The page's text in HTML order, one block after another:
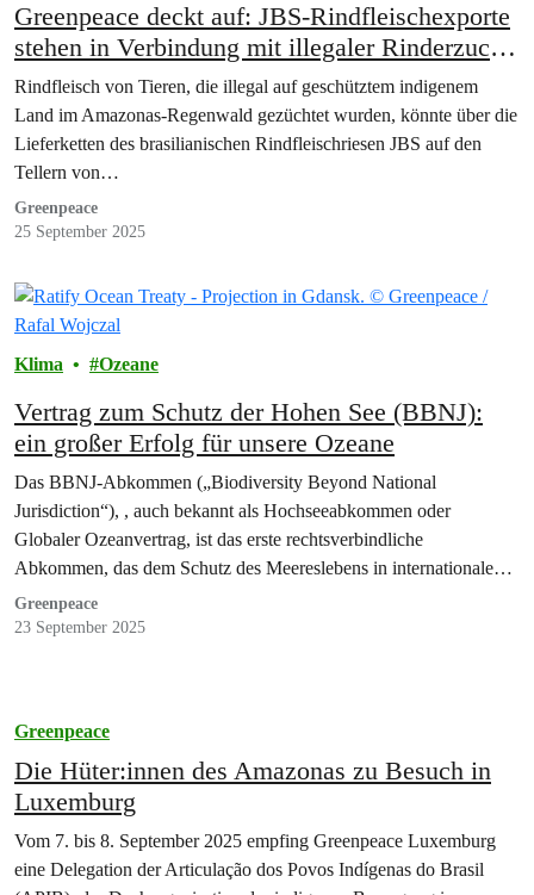
Greenpeace deckt auf: JBS-Rindfleischexporte
stehen in Verbindung mit illegaler Rinderzucht
auf indigenem Land
Rindfleisch von Tieren, die illegal auf geschütztem indigenem
Land im Amazonas-Regenwald gezüchtet wurden, könnte über die
Lieferketten des brasilianischen Rindfleischriesen JBS auf den
Tellern von…
Greenpeace
25 September 2025
Klima Ozeane
Vertrag zum Schutz der Hohen See (BBNJ):
ein großer Erfolg für unsere Ozeane
Das BBNJ-Abkommen („Biodiversity Beyond National
Jurisdiction“), , auch bekannt als Hochseeabkommen oder
Globaler Ozeanvertrag, ist das erste rechtsverbindliche
Abkommen, das dem Schutz des Meereslebens in internationalen
Gewässern gewidmet ist. Es…
Greenpeace
23 September 2025
Greenpeace
Die Hüter:innen des Amazonas zu Besuch in
Luxemburg
Vom 7. bis 8. September 2025 empfing Greenpeace Luxemburg
eine Delegation der Articulação dos Povos Indígenas do Brasil